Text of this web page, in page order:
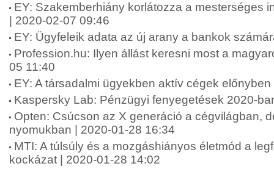
EY: Szakemberhiány korlátozza a mesterséges
| 2020-02-07 09:46
EY: Ügyfeleik adata az új arany a bankok
Profession.hu: Ilyen állást keresni most a
05 11:40
EY: A társadalmi ügyekben aktív cégek
Kaspersky Lab: Pénzügyi fenyegetések 2020-
Opten: Csúcson az X generáció a cégvilágban,
nyomukban | 2020-01-28 16:34
MTI: A túlsúly és a mozgáshiányos életmód a
kockázat | 2020-01-28 14:02